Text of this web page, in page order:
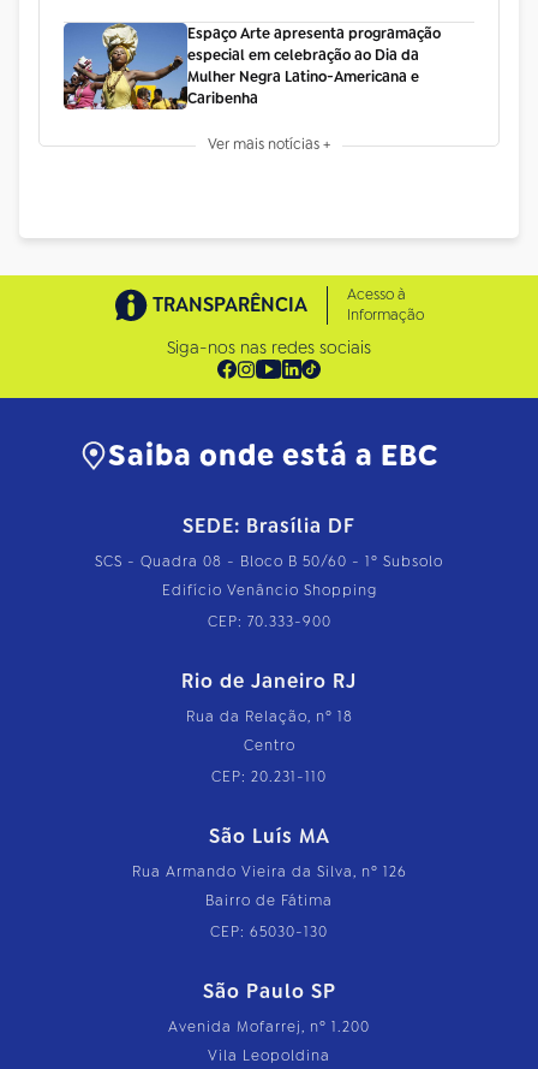
Espaço Arte apresenta programação
especial em celebração ao Dia da
Mulher Negra Latino-Americana e
Caribenha
Ver mais notícias +
TRANSPARÊNCIA
Acesso à
Informação
Siga-nos nas redes sociais
Saiba onde está a EBC
SEDE: Brasília DF
SCS - Quadra 08 - Bloco B 50/60 - 1º Subsolo
Edifício Venâncio Shopping
CEP: 70.333-900
Rio de Janeiro RJ
Rua da Relação, nº 18
Centro
CEP: 20.231-110
São Luís MA
Rua Armando Vieira da Silva, nº 126
Bairro de Fátima
CEP: 65030-130
São Paulo SP
Avenida Mofarrej, nº 1.200
Vila Leopoldina